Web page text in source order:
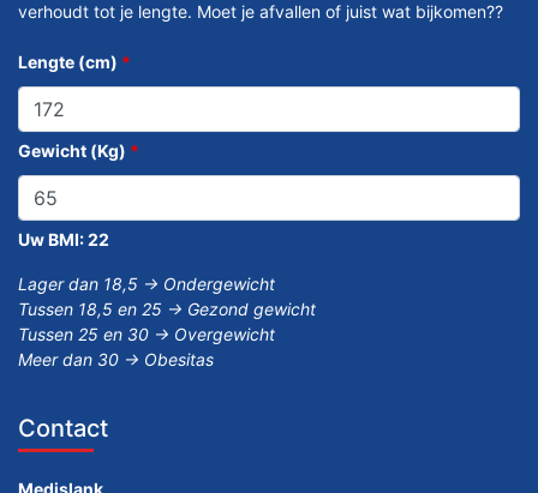
verhoudt tot je lengte. Moet je afvallen of juist wat bijkomen??
Lengte (cm) *
Gewicht (Kg) *
Uw BMI:22
Lager dan 18,5 -> Ondergewicht
Tussen 18,5 en 25 -> Gezond gewicht
Tussen 25 en 30 -> Overgewicht
Meer dan 30 -> Obesitas
Contact